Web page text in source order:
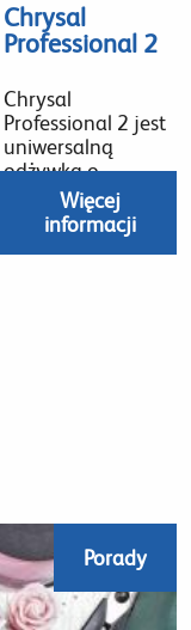
Chrysal
Professional 2
Chrysal
Professional 2 jest
uniwersalną
odżywką o
Więcej
informacji
Porady